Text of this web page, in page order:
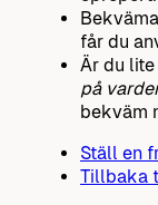
får du
Är du
på
bekväm
Ställ en
Tillbaka